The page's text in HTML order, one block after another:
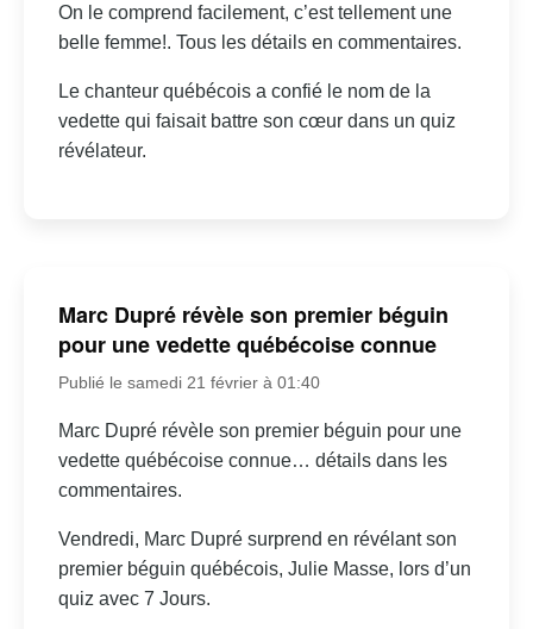
On le comprend facilement, c’est tellement une
belle femme!. Tous les détails en commentaires.
Le chanteur québécois a confié le nom de la
vedette qui faisait battre son cœur dans un quiz
révélateur.
Marc Dupré révèle son premier béguin
pour une vedette québécoise connue
Publié le samedi 21 février à 01:40
Marc Dupré révèle son premier béguin pour une
vedette québécoise connue… détails dans les
commentaires.
Vendredi, Marc Dupré surprend en révélant son
premier béguin québécois, Julie Masse, lors d’un
quiz avec 7 Jours.